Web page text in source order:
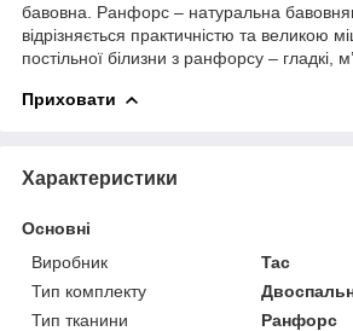
бавовна. Ранфорс – натуральна
відрізняється практичністю та великою
постільної білизни з ранфорсу – гладкі,
Приховати
Характеристики
Основні
Виробник
Tac
Тип комплекту
Тип тканини
Ранфорс